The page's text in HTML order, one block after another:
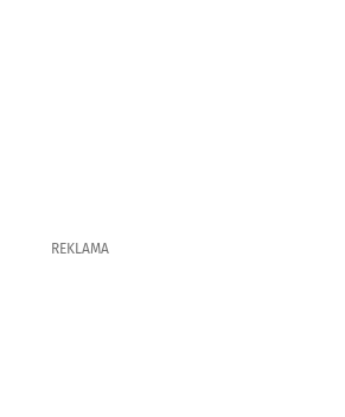
REKLAMA